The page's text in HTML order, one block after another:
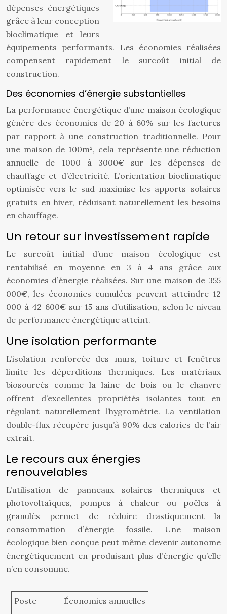
dépenses énergétiques
grâce à leur conception
bioclimatique et leurs
équipements performants. Les économies réalisées
compensent rapidement le surcoût initial de
construction.
Des économies d’énergie substantielles
La performance énergétique d’une maison écologique
génère des économies de 20 à 60% sur les factures
par rapport à une construction traditionnelle. Pour
une maison de 100m², cela représente une réduction
annuelle de 1000 à 3000€ sur les dépenses de
chauffage et d’électricité. L’orientation bioclimatique
optimisée vers le sud maximise les apports solaires
gratuits en hiver, réduisant naturellement les besoins
en chauffage.
Un retour sur investissement rapide
Le surcoût initial d’une maison écologique est
rentabilisé en moyenne en 3 à 4 ans grâce aux
économies d’énergie réalisées. Sur une maison de 355
000€, les économies cumulées peuvent atteindre 12
000 à 42 600€ sur 15 ans d’utilisation, selon le niveau
de performance énergétique atteint.
Une isolation performante
L’isolation renforcée des murs, toiture et fenêtres
limite les déperditions thermiques. Les matériaux
biosourcés comme la laine de bois ou le chanvre
offrent d’excellentes propriétés isolantes tout en
régulant naturellement l’hygrométrie. La ventilation
double-flux récupère jusqu’à 90% des calories de l’air
extrait.
Le recours aux énergies
renouvelables
L’utilisation de panneaux solaires thermiques et
photovoltaïques, pompes à chaleur ou poêles à
granulés permet de réduire drastiquement la
consommation d’énergie fossile. Une maison
écologique bien conçue peut même devenir autonome
énergétiquement en produisant plus d’énergie qu’elle
n’en consomme.
Poste
Économies annuelles